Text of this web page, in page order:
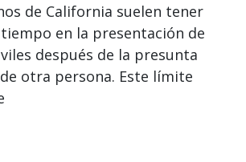
de California suelen tener
en la presentación de
después de la presunta
otra persona. Este límite